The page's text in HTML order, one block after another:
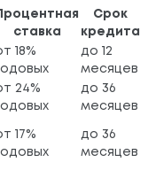
ставка
Срок
кредита
18%
до 12
месяцев
24%
до 36
месяцев
17%
до 36
месяцев